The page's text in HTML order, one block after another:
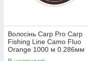
Волосінь Carp Pro Carp
Fishing Line Camo Fluo
Orange 1000 м 0.286мм